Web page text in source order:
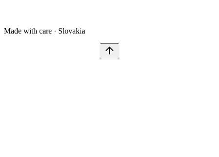
Made with care · Slovakia